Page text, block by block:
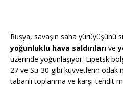
Rusya, savaşın saha yürüyüşünü
yoğunluklu hava saldırıları ve
üzerinde yoğunlaşıyor. Lipetsk
27 ve Su-30 gibi kuvvetlerin odak
tabanlı toplanma ve karşı-tehdit